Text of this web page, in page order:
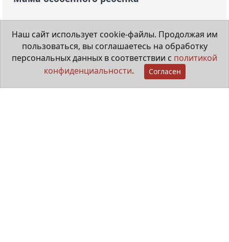
Наш сайт использует cookie-файлы. Продолжая им
пользоваться, вы соглашаетесь на обработку
персональных данных в соответствии с политикой
конфиденциальности. Согласен